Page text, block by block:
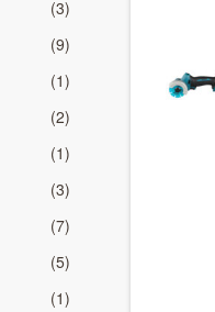
(3)
(9)
(1)
(2)
(1)
(3)
(7)
(5)
(1)